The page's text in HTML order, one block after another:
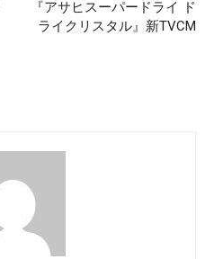
『アサヒスーパードライ ド
ライクリスタル』新TVCM